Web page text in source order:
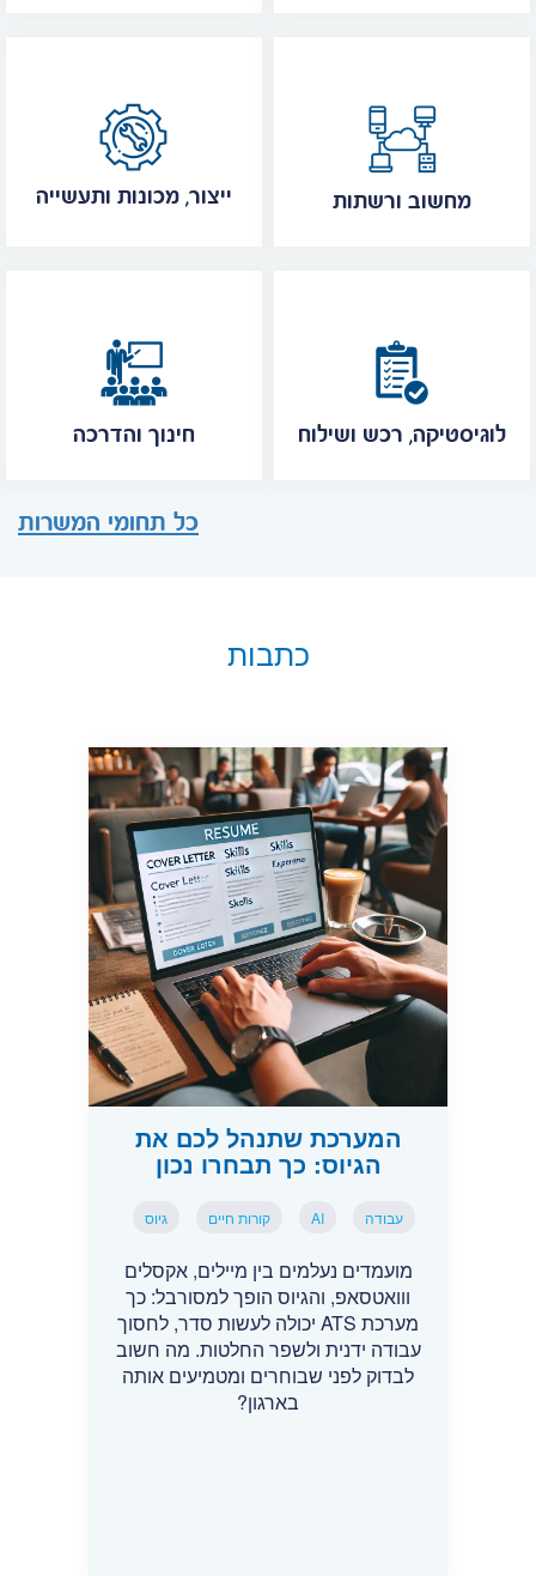
ייצור, מכונות ותעשייה מחשוב ורשתות
חינוך והדרכה לוגיסטיקה, רכש ושילוח
כל תחומי המשרות
כתבות
המערכת שתנהל לכם את
הגיוס: כך תבחרו נכון
עבודה AI קורות חיים גיוס
מועמדים נעלמים בין מיילים, אקסלים
ווואטסאפ, והגיוס הופך למסורבל: כך
מערכת ATS יכולה לעשות סדר, לחסוך
עבודה ידנית ולשפר החלטות. מה חשוב
לבדוק לפני שבוחרים ומטמיעים אותה
בארגון?